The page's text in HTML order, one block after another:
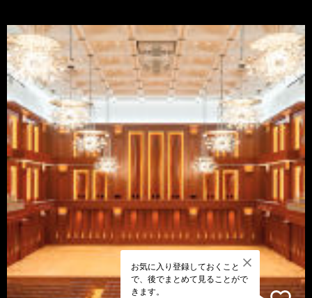
お気に入り登録しておくこと
で、後でまとめて見ることがで
きます。